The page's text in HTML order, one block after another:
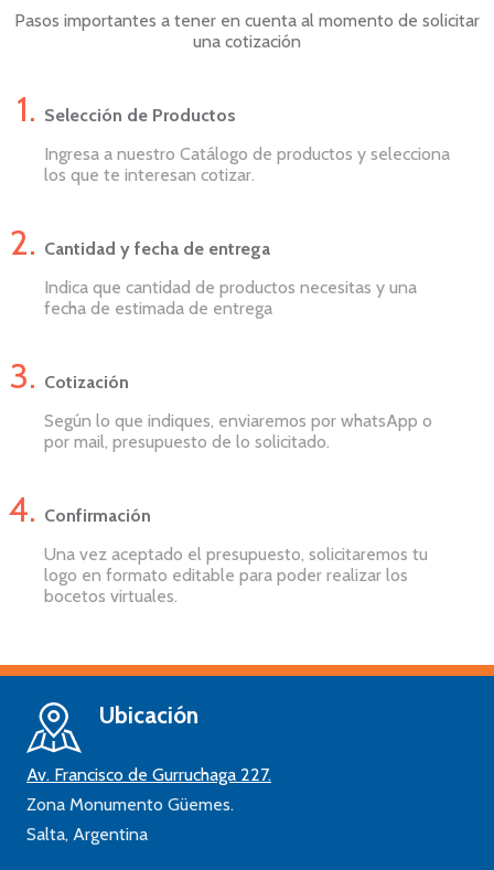
Pasos importantes a tener en cuenta al momento de solicitar
una cotización
Selección de Productos
Ingresa a nuestro Catálogo de productos y selecciona
los que te interesan cotizar.
Cantidad y fecha de entrega
Indica que cantidad de productos necesitas y una
fecha de estimada de entrega
Cotización
Según lo que indiques, enviaremos por whatsApp o
por mail, presupuesto de lo solicitado.
Confirmación
Una vez aceptado el presupuesto, solicitaremos tu
logo en formato editable para poder realizar los
bocetos virtuales.
Ubicación
Av. Francisco de Gurruchaga 227.
Zona Monumento Güemes.
Salta, Argentina